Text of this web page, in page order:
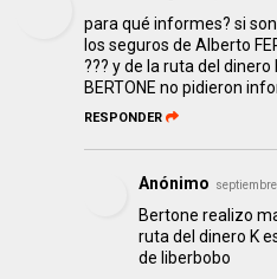
para qué informes? si
los seguros de Alberto
??? y de la ruta del
BERTONE no pidieron
RESPONDER
Anónimo
Bertone realizo
ruta del dinero K
de liberbobo